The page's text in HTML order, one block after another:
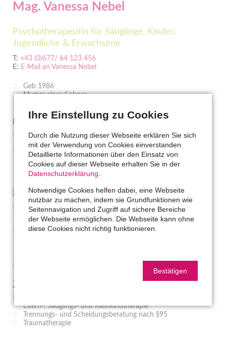
Mag. Vanessa Nebel
Psychotherapeutin für Säuglinge, Kinder,
Jugendliche & Erwachsene
T: +43 (0)677/ 64 123 456
E: E-Mail an Vanessa Nebel
Geb 1986
Mutter eines Sohnes
Beruflicher Werdegang
2011 - 2013 : Niederschwellige Beratung in NÖ
Jugendzentren
2013 - 2014: Betreuung von fremduntergebrachten Kindern
und Jugendlichen im WG-Kontext
2014 - 2016: selbstständig als Psychotherapeutin
2016 - 2018: Betreuung von Frauen und deren Kindern nach
Gewalterfahrungen, im Frauenhaus Mödling
2019 - 2023: Prozessbegleitung & Psychotherapie für Kinder
Zusatzqualifikationen im Bereich:
Eltern-, Säuglings- und Kleinkindtherapie
Trennungs- und Scheidungsberatung nach §95
Traumatherapie
Ihre Einstellung zu Cookies
Durch die Nutzung dieser Webseite erklären Sie sich
mit der Verwendung von Cookies einverstanden.
Detaillierte Informationen über den Einsatz von
Cookies auf dieser Webseite erhalten Sie in der
Datenschutzerklärung
Notwendige Cookies helfen dabei, eine Webseite
nutzbar zu machen, indem sie Grundfunktionen wie
Seitennavigation und Zugriff auf sichere Bereiche
der Webseite ermöglichen. Die Webseite kann ohne
diese Cookies nicht richtig funktionieren.
Bestätigen